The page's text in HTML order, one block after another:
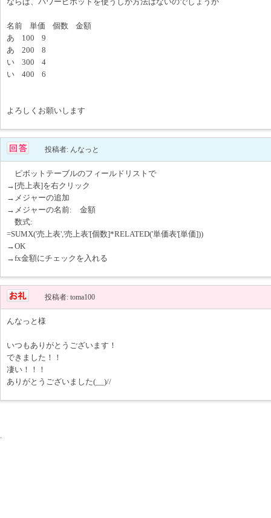
名前 単価 個数 金額
あ 100 9
あ 200 8
い 300 4
い 400 6
よろしくお願いします
投稿者: んなっと
ピボットテーブルのフィールドリストで
→[売上表]を右クリック
→メジャーの追加
→メジャーの名前: 金額
数式:
=SUMX('売上表','売上表'[個数]*RELATED('単価表'[単価]))
→OK
→fx金額にチェックを入れる
投稿者: toma100
んなっと様
いつもありがとうございます！
できました！！
凄い！！！
ありがとうございました(__)//